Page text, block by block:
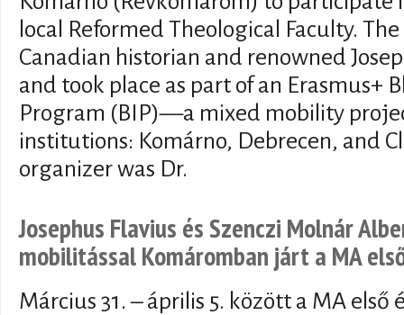
local Reformed Theological Faculty.
Canadian historian and renowned
and took place as part of an Erasmus+
Program (BIP)—a mixed mobility
institutions: Komárno, Debrecen, and
organizer was Dr.
Josephus Flavius és Szenczi Molnár
mobilitással Komáromban járt a MA
Március 31. – április 5. között a MA